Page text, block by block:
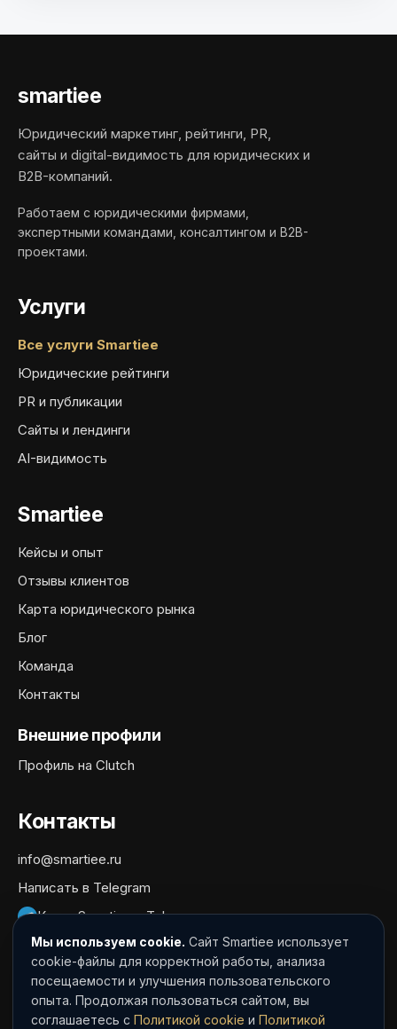
smartiee
Юридический маркетинг, рейтинги, PR,
сайты и digital-видимость для юридических и
B2B-компаний.
Работаем с юридическими фирмами,
экспертными командами, консалтингом и B2B-
проектами.
Услуги
Все услуги Smartiee
Юридические рейтинги
PR и публикации
Сайты и лендинги
AI-видимость
Smartiee
Кейсы и опыт
Отзывы клиентов
Карта юридического рынка
Блог
Команда
Контакты
Внешние профили
Профиль на Clutch
Контакты
info@smartiee.ru
Написать в Telegram
Канал Smartiee в Telegram
Документы
Политика обработки персональных данных
Согласие на обработку персональных данных
Мы используем cookie. Сайт Smartiee использует
cookie-файлы для корректной работы, анализа
посещаемости и улучшения пользовательского
опыта. Продолжая пользоваться сайтом, вы
соглашаетесь с Политикой cookie и Политикой